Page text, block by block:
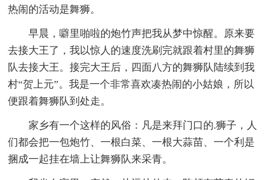
热闹的活动是舞狮。
早晨，噼里啪啦的炮竹声把我从梦中惊醒。原来要
去接大王了，我以惊人的速度洗刷完就跟着村里的舞狮
队去接大王。接完大王后，四面八方的舞狮队陆续到我
村“贺上元”。我是一个非常喜欢凑热闹的小姑娘，所以
便跟着舞狮队到处走。
家乡有一个这样的风俗：凡是来拜门口的.狮子，人
们都会把一包炮竹、一根白菜、一根大蒜苗、一个利是
捆成一起挂在墙上让舞狮队来采青。